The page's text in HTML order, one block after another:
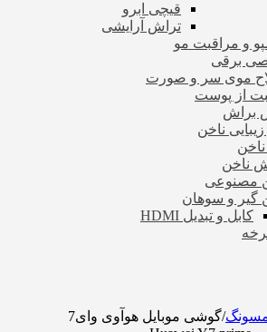
قیچی ابرو
تراش آرایشی
و مراقبت مو
برقی
موی سر و صورت
از پوست
براش
ناخن
ناخن
مصنوعی
گیر و سوهان
کابل و تبدیل HDMI
/
گوشی موبایل هوآوی وای7